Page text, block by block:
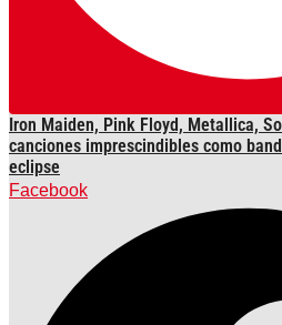
Iron Maiden, Pink Floyd, Metallica,
canciones imprescindibles como
eclipse
Facebook